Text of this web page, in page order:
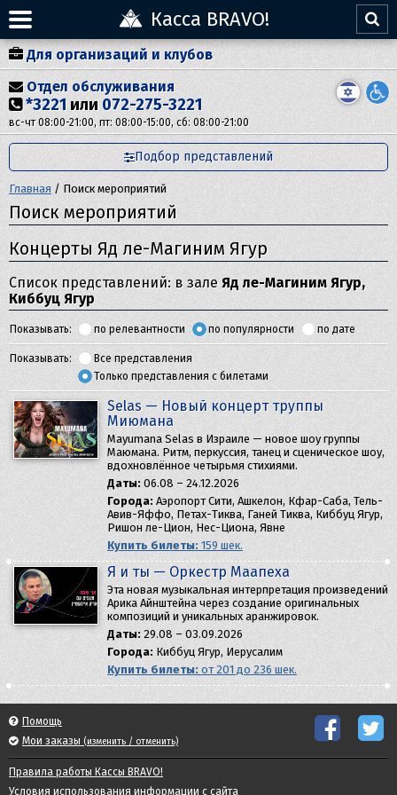
Касса BRAVO!
Для организаций и клубов
Отдел обслуживания
*3221 или 072-275-3221
вс-чт 08:00-21:00, пт: 08:00-15:00, сб: 08:00-21:00
Подбор представлений
Главная / Поиск мероприятий
Поиск мероприятий
Концерты Яд ле-Магиним Ягур
Список представлений: в зале Яд ле-Магиним Ягур,
Киббуц Ягур
Показывать: по релевантности по популярности по дате
Показывать:
Все представления
Только представления с билетами
Selas — Новый концерт труппы
Миюмана
Mayumana Selas в Израиле — новое шоу группы
Маюмана. Ритм, перкуссия, танец и сценическое шоу,
вдохновлённое четырьмя стихиями.
Даты: 06.08 – 24.12.2026
Города: Аэропорт Сити, Ашкелон, Кфар-Саба, Тель-
Авив-Яффо, Петах-Тиква, Ганей Тиква, Киббуц Ягур,
Ришон ле-Цион, Нес-Циона, Явне
Купить билеты: 159 шек.
Я и ты — Оркестр Маапеха
Эта новая музыкальная интерпретация произведений
Арика Айнштейна через создание оригинальных
композиций и уникальных аранжировок.
Даты: 29.08 – 03.09.2026
Города: Киббуц Ягур, Иерусалим
Купить билеты: от 201 до 236 шек.
Помощь
Мои заказы (изменить / отменить)
Правила работы Кассы BRAVO!
Условия использования информации с сайта